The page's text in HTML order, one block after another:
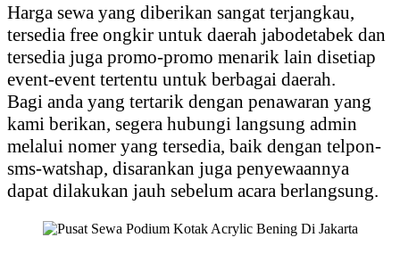
Harga sewa yang diberikan sangat terjangkau,
tersedia free ongkir untuk daerah jabodetabek dan
tersedia juga promo-promo menarik lain disetiap
event-event tertentu untuk berbagai daerah.
Bagi anda yang tertarik dengan penawaran yang
kami berikan, segera hubungi langsung admin
melalui nomer yang tersedia, baik dengan telpon-
sms-watshap, disarankan juga penyewaannya
dapat dilakukan jauh sebelum acara berlangsung.